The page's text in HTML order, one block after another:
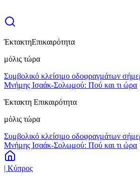
ΈκτακτηΕπικαιρότητα
μόλις τώρα
Συμβολικό κλείσιμο οδοφραγμάτων
Μνήμης Ισαάκ-Σολωμού: Πού και τι ώρα
Έκτακτη Επικαιρότητα
μόλις τώρα
Συμβολικό κλείσιμο οδοφραγμάτων
Μνήμης Ισαάκ-Σολωμού: Πού και τι ώρα
| Κύπρος